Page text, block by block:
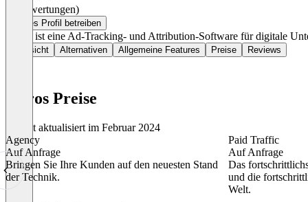
(0 Bewertungen)
Dieses Profil betreiben
Hyros ist eine Ad-Tracking- und Attribution-Software für digitale
Übersicht Alternativen Allgemeine Features Preise Reviews
Hyros Preise
Zuletzt aktualisiert im Februar 2024
Agency
Auf Anfrage
Bringen Sie Ihre Kunden auf den neuesten Stand
der Technik.
Paid Traffic
Auf Anfrage
Das
und die
Welt.